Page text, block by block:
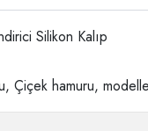
Silikon Kalıp
Çiçek hamuru,